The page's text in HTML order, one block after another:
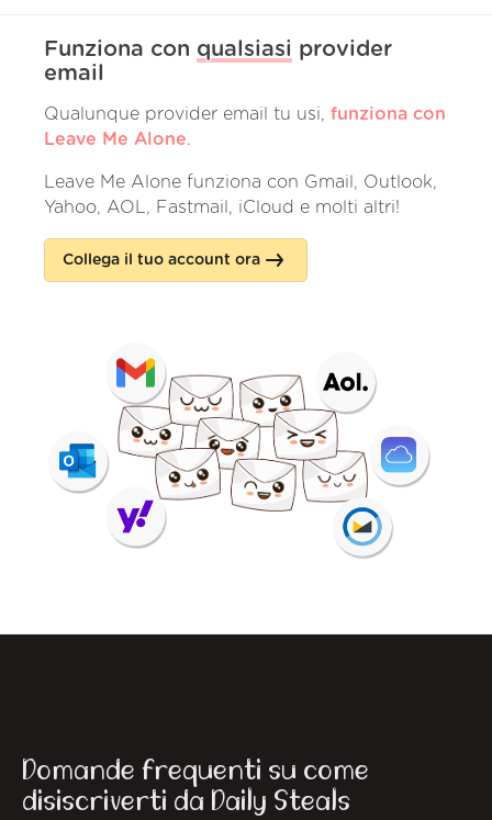
Funziona con qualsiasi provider
email
Qualunque provider email tu usi, funziona con
Leave Me Alone.
Leave Me Alone funziona con Gmail, Outlook,
Yahoo, AOL, Fastmail, iCloud e molti altri!
Collega il tuo account ora
Domande frequenti su come
disiscriverti da Daily Steals